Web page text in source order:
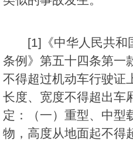
[1]《中华人民共和
条例》第五十四条第一
不得超过机动车行驶证
长度、宽度不得超出车
定：（一）重型、中型
物，高度从地面起不得